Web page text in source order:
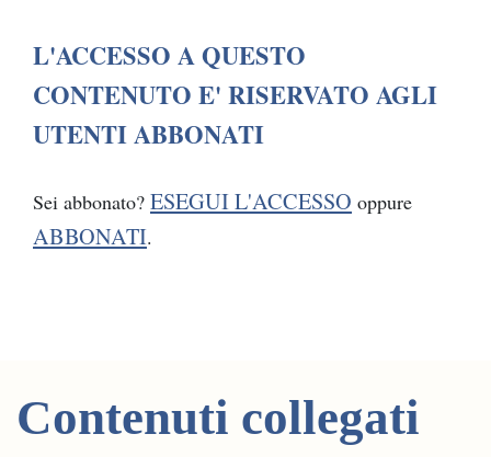
L'ACCESSO A QUESTO
CONTENUTO E' RISERVATO AGLI
UTENTI ABBONATI
Sei abbonato? ESEGUI L'ACCESSO oppure
ABBONATI.
Contenuti collegati